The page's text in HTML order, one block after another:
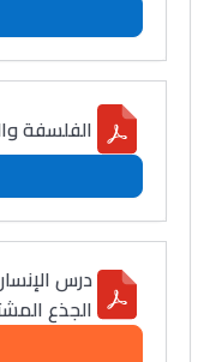
دليل التوجيه
التوجيه بالثانوي و
الفلسفة
درس
الجذع